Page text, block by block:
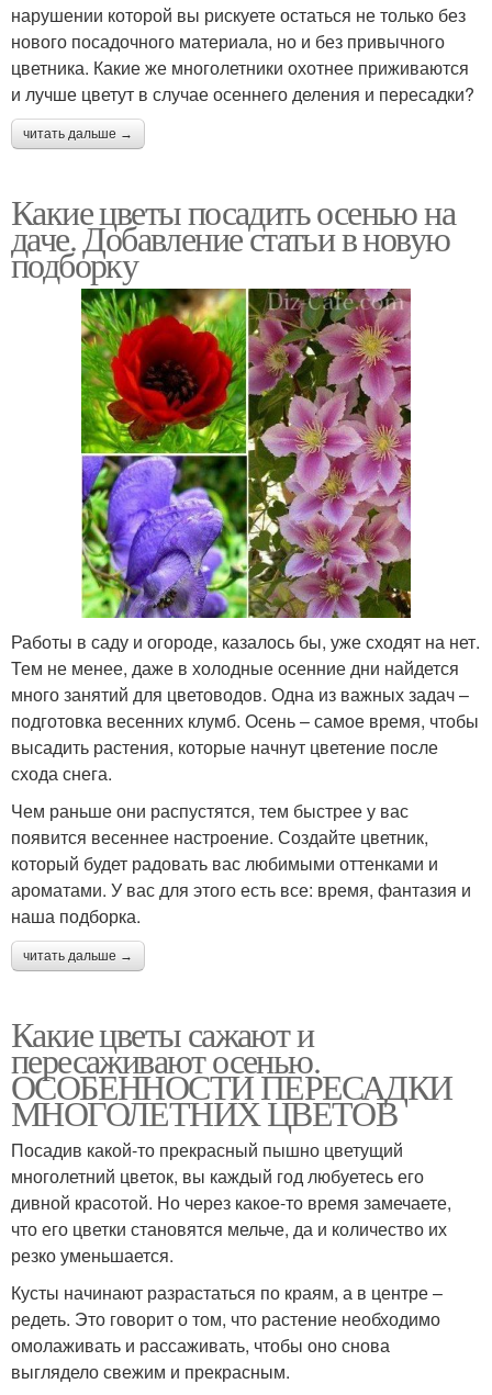
нарушении которой вы рискуете остаться не только без
нового посадочного материала, но и без привычного
цветника. Какие же многолетники охотнее приживаются
и лучше цветут в случае осеннего деления и пересадки?
читать дальше →
Какие цветы посадить осенью на
даче. Добавление статьи в новую
подборку
Работы в саду и огороде, казалось бы, уже сходят на нет.
Тем не менее, даже в холодные осенние дни найдется
много занятий для цветоводов. Одна из важных задач –
подготовка весенних клумб. Осень – самое время, чтобы
высадить растения, которые начнут цветение после
схода снега.
Чем раньше они распустятся, тем быстрее у вас
появится весеннее настроение. Создайте цветник,
который будет радовать вас любимыми оттенками и
ароматами. У вас для этого есть все: время, фантазия и
наша подборка.
читать дальше →
Какие цветы сажают и
пересаживают осенью.
ОСОБЕННОСТИ ПЕРЕСАДКИ
МНОГОЛЕТНИХ ЦВЕТОВ
Посадив какой-то прекрасный пышно цветущий
многолетний цветок, вы каждый год любуетесь его
дивной красотой. Но через какое-то время замечаете,
что его цветки становятся мельче, да и количество их
резко уменьшается.
Кусты начинают разрастаться по краям, а в центре –
редеть. Это говорит о том, что растение необходимо
омолаживать и рассаживать, чтобы оно снова
выглядело свежим и прекрасным.